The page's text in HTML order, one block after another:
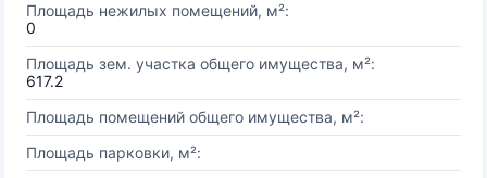
Площадь нежилых помещений, м²:
0
Площадь зем. участка общего имущества, м²:
617.2
Площадь помещений общего имущества, м²:
Площадь парковки, м²: